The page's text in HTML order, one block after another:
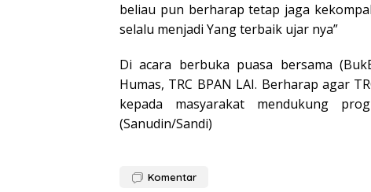
beliau pun berharap tetap jaga
selalu menjadi Yang terbaik ujar nya”
Di acara berbuka puasa bersama
Humas, TRC BPAN LAI. Berharap agar
kepada masyarakat mendukung
(Sanudin/Sandi)
Komentar